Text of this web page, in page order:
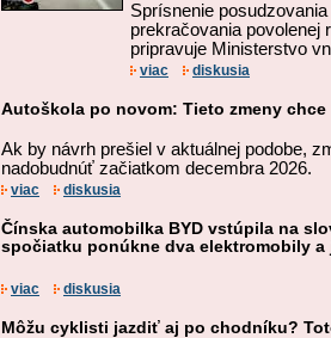
Sprísnenie
prekračovania povolenej
pripravuje Ministerstvo
viac diskusia
Autoškola po novom: Tieto zmeny
Ak by návrh prešiel v aktuálnej podobe,
nadobudnúť začiatkom decembra 2026.
viac diskusia
Čínska automobilka BYD vstúpila na
spočiatku ponúkne dva elektromobily a
viac diskusia
Môžu cyklisti jazdiť aj po chodníku?